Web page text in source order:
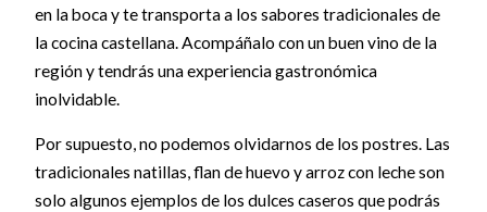
en la boca y te transporta a los sabores tradicionales de
la cocina castellana. Acompáñalo con un buen vino de la
región y tendrás una experiencia gastronómica
inolvidable.
Por supuesto, no podemos olvidarnos de los postres. Las
tradicionales natillas, flan de huevo y arroz con leche son
solo algunos ejemplos de los dulces caseros que podrás